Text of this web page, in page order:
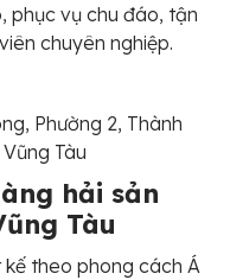
phục vụ chu đáo, tận
chuyên nghiệp.
Phường 2, Thành
Tàu
hải sản
Tàu
theo phong cách Á